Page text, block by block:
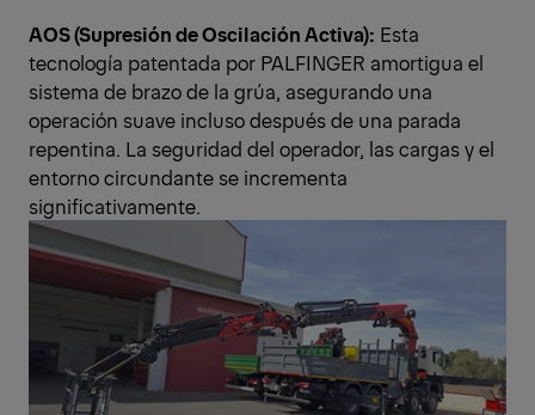
AOS (Supresión de Oscilación Activa): Esta
tecnología patentada por PALFINGER amortigua el
sistema de brazo de la grúa, asegurando una
operación suave incluso después de una parada
repentina. La seguridad del operador, las cargas y el
entorno circundante se incrementa
significativamente.